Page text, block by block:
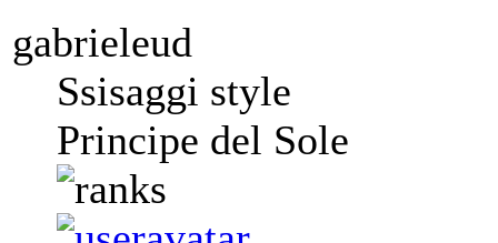
gabrieleud
Ssisaggi style
Principe del Sole